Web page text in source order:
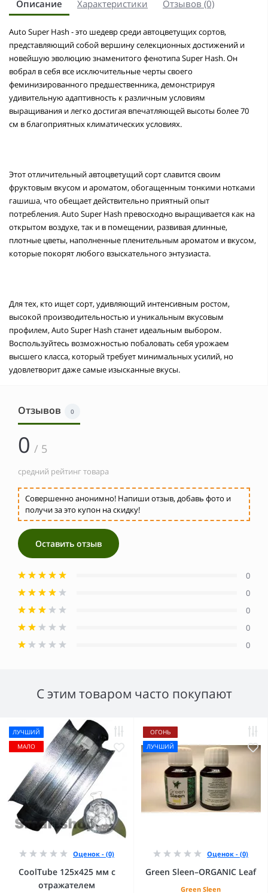
Описание Характеристики Отзывов (0)
Auto Super Hash - это шедевр среди автоцветущих сортов,
представляющий собой вершину селекционных достижений и
новейшую эволюцию знаменитого фенотипа Super Hash. Он
вобрал в себя все исключительные черты своего
феминизированного предшественника, демонстрируя
удивительную адаптивность к различным условиям
выращивания и легко достигая впечатляющей высоты более 70
см в благоприятных климатических условиях.
Этот отличительный автоцветущий сорт славится своим
фруктовым вкусом и ароматом, обогащенным тонкими нотками
гашиша, что обещает действительно приятный опыт
потребления. Auto Super Hash превосходно выращивается как на
открытом воздухе, так и в помещении, развивая длинные,
плотные цветы, наполненные пленительным ароматом и вкусом,
которые покорят любого взыскательного энтузиаста.
Для тех, кто ищет сорт, удивляющий интенсивным ростом,
высокой производительностью и уникальным вкусовым
профилем, Auto Super Hash станет идеальным выбором.
Воспользуйтесь возможностью побаловать себя урожаем
высшего класса, который требует минимальных усилий, но
удовлетворит даже самые изысканные вкусы.
Отзывов 0
0 / 5
средний рейтинг товара
Совершенно анонимно! Напиши отзыв, добавь фото и
получи за это купон на скидку!
Оставить отзыв
0
0
0
0
0
С этим товаром часто покупают
ЛУЧШИЙ
МАЛО
Оценок - (0)
CoolTube 125х425 мм с
отражателем
ОГОНЬ
ЛУЧШИЙ
Оценок - (0)
Green Sleen–ORGANIC Leaf
Green Sleen